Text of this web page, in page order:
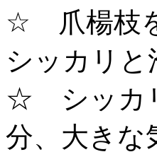
☆ 爪楊枝を
シッカリと
☆ シッカ
分、大きな